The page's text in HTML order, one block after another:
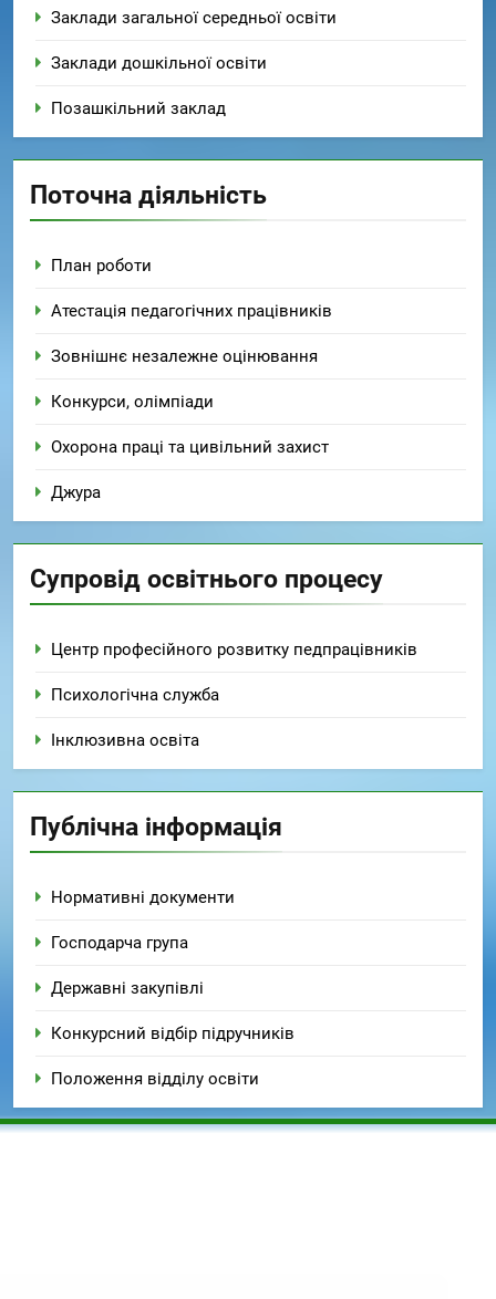
Заклади загальної середньої освіти
Заклади дошкільної освіти
Позашкільний заклад
Поточна діяльність
План роботи
Атестація педагогічних працівників
Зовнішнє незалежне оцінювання
Конкурси, олімпіади
Охорона праці та цивільний захист
Джура
Супровід освітнього процесу
Центр професійного розвитку педпрацівників
Психологічна служба
Інклюзивна освіта
Публічна інформація
Нормативні документи
Господарча група
Державні закупівлі
Конкурсний відбір підручників
Положення відділу освіти